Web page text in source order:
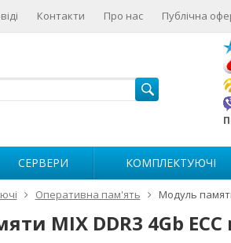
Контакти Про нас Публічна
СЕРВЕРИ КОМПЛЕКТУЮЧІ
Оперативна пам'ять Модуль
MIX DDR3 4Gb